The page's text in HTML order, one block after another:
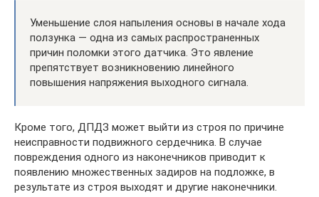
Уменьшение слоя напыления основы в начале хода
ползунка — одна из самых распространенных
причин поломки этого датчика. Это явление
препятствует возникновению линейного
повышения напряжения выходного сигнала.
Кроме того, ДПДЗ может выйти из строя по причине
неисправности подвижного сердечника. В случае
повреждения одного из наконечников приводит к
появлению множественных задиров на подложке, в
результате из строя выходят и другие наконечники.